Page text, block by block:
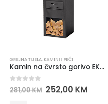
GREJNA TIJELA, KAMINI I PEĆI
Kamin na čvrsto gorivo EKONOMIK LM BLIST
0 out of 5
281,00KM 252,00 KM